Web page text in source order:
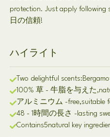
protection. Just apply following
日の信頼!
ハイライト
Two delightful scents:
100% 草 - 牛脂を与えた,
アルミニウム -free,suitable
48 - 1時間の長さ -lasting
Contains5natural key